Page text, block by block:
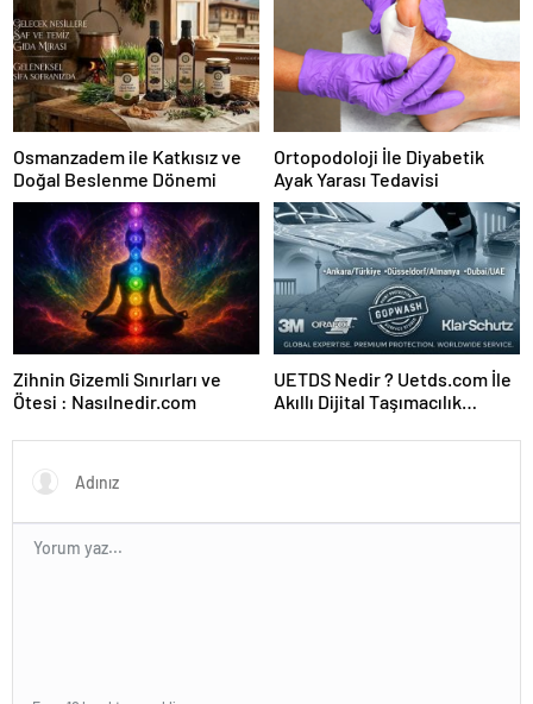
Osmanzadem ile Katkısız ve
Doğal Beslenme Dönemi
Ortopodoloji İle Diyabetik
Ayak Yarası Tedavisi
Zihnin Gizemli Sınırları ve
Ötesi : Nasılnedir.com
UETDS Nedir ? Uetds.com İle
Akıllı Dijital Taşımacılık